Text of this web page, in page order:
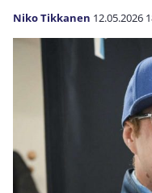
Niko Tikkanen 12.05.2026